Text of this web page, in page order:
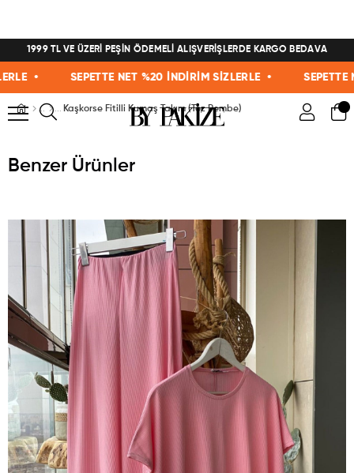
1999 TL VE ÜZERİ PEŞİN ÖDEMELİ ALIŞVERİŞLERDE KARGO BEDAVA
• SEPETTE NET %20 İNDİRİM SİZLERLE • SEPETTE
Kaşkorse Fitilli Kumaş Takım (Toz Pembe)
Benzer Ürünler